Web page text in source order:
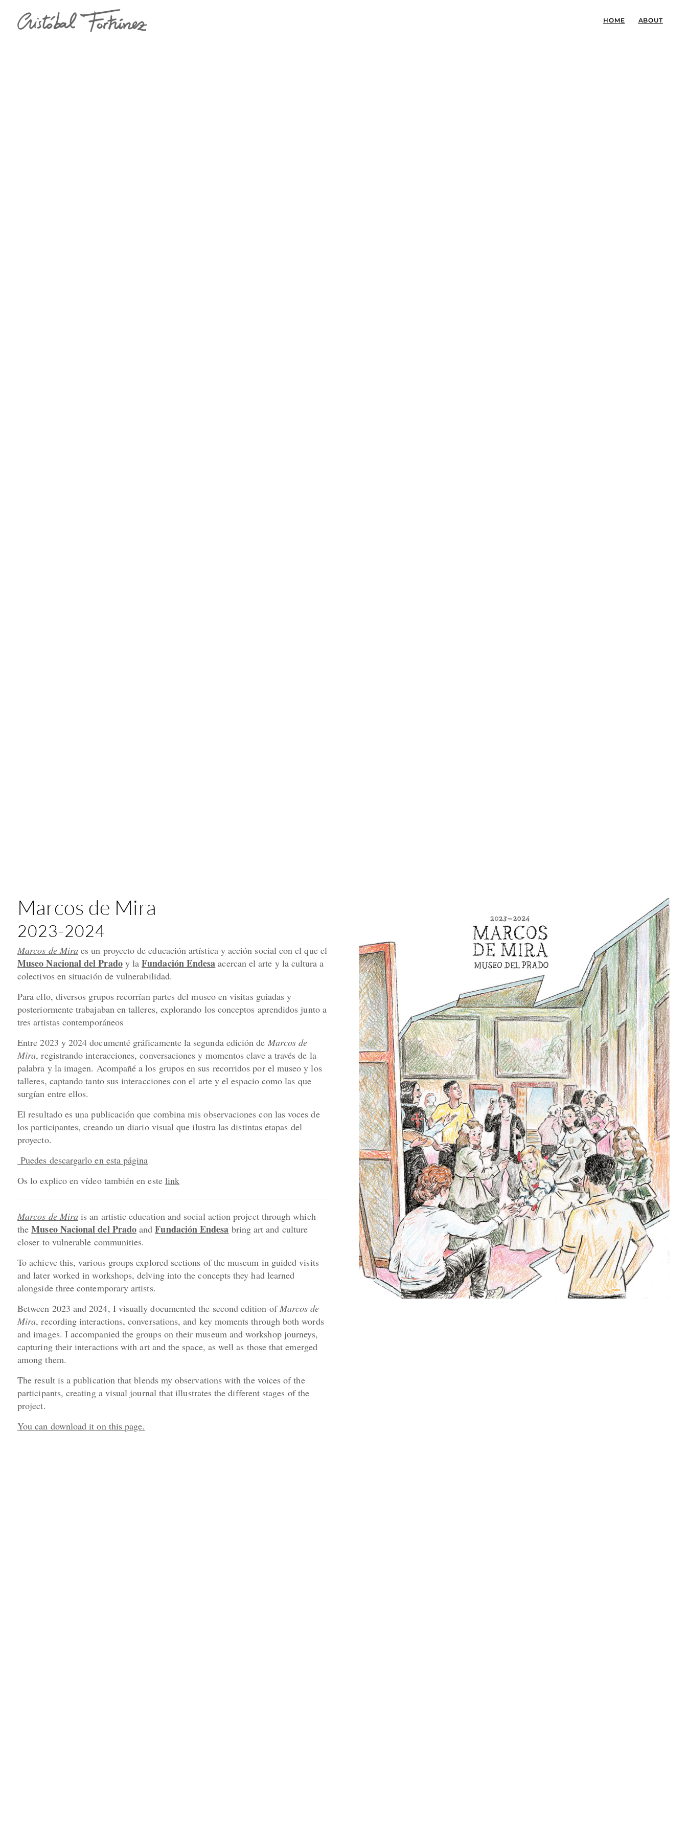
HOME ABOUT
Marcos de Mira
2023-2024
Marcos de Mira es un proyecto de educación artística y acción social con el que el
Museo Nacional del Pradoy laFundación Endesa acercan el arte y la cultura a
colectivos en situación de vulnerabilidad.
Para ello, diversos grupos recorrían partes del museo en visitas guiadas y
posteriormente trabajaban en talleres, explorando los conceptos aprendidos junto a
tres artistas contemporáneos
Entre 2023 y 2024 documenté gráficamente la segunda edición de Marcos de
Mira, registrando interacciones, conversaciones y momentos clave a través de la
palabra y la imagen. Acompañé a los grupos en sus recorridos por el museo y los
talleres, captando tanto sus interacciones con el arte y el espacio como las que
surgían entre ellos.
El resultado es una publicación que combina mis observaciones con las voces de
los participantes, creando un diario visual que ilustra las distintas etapas del
proyecto.
Puedes descargarlo en esta página
Os lo explico en vídeo también en este link
Marcos de Mira is an artistic education and social action project through which
theMuseo Nacional del Prado andFundación Endesa bring art and culture
closer to vulnerable communities.
To achieve this, various groups explored sections of the museum in guided visits
and later worked in workshops, delving into the concepts they had learned
alongside three contemporary artists.
Between 2023 and 2024, I visually documented the second edition ofMarcos de
Mira, recording interactions, conversations, and key moments through both words
and images. I accompanied the groups on their museum and workshop journeys,
capturing their interactions with art and the space, as well as those that emerged
among them.
The result is a publication that blends my observations with the voices of the
participants, creating a visual journal that illustrates the different stages of the
project.
You can download it on this page.